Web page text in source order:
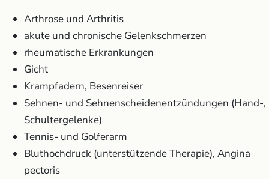
Arthrose und Arthritis
akute und chronische Gelenkschmerzen
rheumatische Erkrankungen
Gicht
Krampfadern, Besenreiser
Sehnen- und Sehnenscheidenentzündungen (Hand-,
Schultergelenke)
Tennis- und Golferarm
Bluthochdruck (unterstützende Therapie), Angina
pectoris